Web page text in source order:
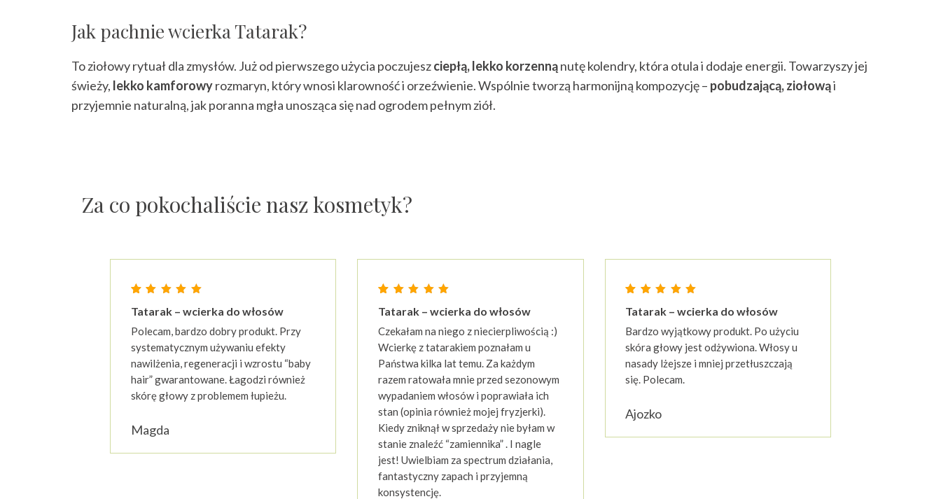
Jak pachnie wcierka Tatarak?
To ziołowy rytuał dla zmysłów. Już od pierwszego użycia poczujeszciepłą, lekko korzennąnutę kolendry, która otula i dodaje energii. Towarzyszy jej
świeży, lekko kamforowyrozmaryn, który wnosi klarowność i orzeźwienie. Wspólnie tworzą harmonijną kompozycję – pobudzającą, ziołowąi
przyjemnie naturalną, jak poranna mgła unosząca się nad ogrodem pełnym ziół.
Za co pokochaliście nasz kosmetyk?
4.87
Tatarak – wcierka do włosów
Polecam, bardzo dobry produkt. Przy
systematycznym używaniu efekty
nawilżenia, regeneracji i wzrostu “baby
hair” gwarantowane. Łagodzi również
skórę głowy z problemem łupieżu.
Magda
4.87
Tatarak – wcierka do włosów
Czekałam na niego z niecierpliwością :)
Wcierkę z tatarakiem poznałam u
Państwa kilka lat temu. Za każdym
razem ratowała mnie przed sezonowym
wypadaniem włosów i poprawiała ich
stan (opinia również mojej fryzjerki).
Kiedy zniknął w sprzedaży nie byłam w
stanie znaleźć “zamiennika” . I nagle
jest! Uwielbiam za spectrum działania,
fantastyczny zapach i przyjemną
konsystencję.
4.87
Tatarak – wcierka do włosów
Bardzo wyjątkowy produkt. Po użyciu
skóra głowy jest odżywiona. Włosy u
nasady lżejsze i mniej przetłuszczają
się. Polecam.
Ajozko